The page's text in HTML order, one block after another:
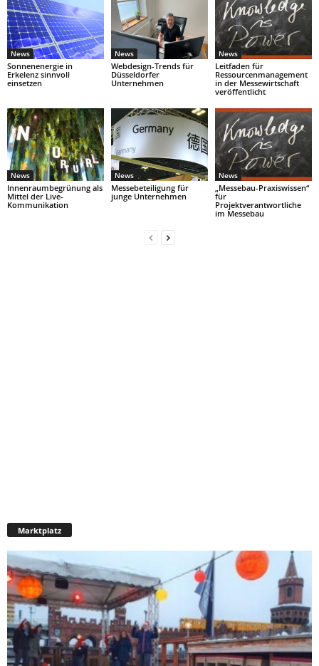
News
Sonnenenergie in
Erkelenz sinnvoll
einsetzen
News
Webdesign-Trends für
Düsseldorfer
Unternehmen
News
Leitfaden für
Ressourcenmanagement
in der Messewirtschaft
veröffentlicht
News
Innenraumbegrünung als
Mittel der Live-
Kommunikation
News
Messebeteiligung für
junge Unternehmen
News
„Messebau-Praxiswissen“
für
Projektverantwortliche
im Messebau
Marktplatz